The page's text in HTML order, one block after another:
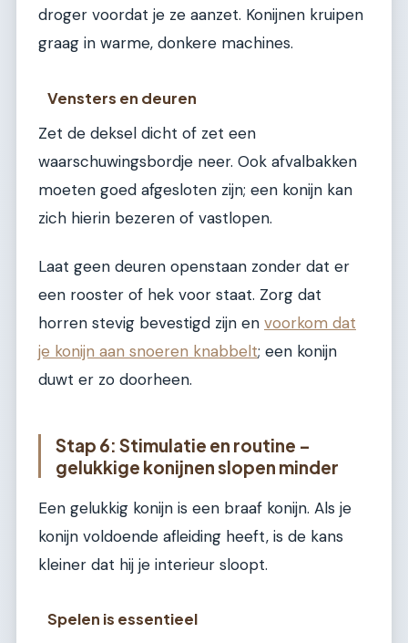
droger voordat je ze aanzet. Konijnen kruipen
graag in warme, donkere machines.
Vensters en deuren
Zet de deksel dicht of zet een
waarschuwingsbordje neer. Ook afvalbakken
moeten goed afgesloten zijn; een konijn kan
zich hierin bezeren of vastlopen.
Laat geen deuren openstaan zonder dat er
een rooster of hek voor staat. Zorg dat
horren stevig bevestigd zijn en voorkom dat
je konijn aan snoeren knabbelt; een konijn
duwt er zo doorheen.
Stap 6: Stimulatie en routine –
gelukkige konijnen slopen minder
Een gelukkig konijn is een braaf konijn. Als je
konijn voldoende afleiding heeft, is de kans
kleiner dat hij je interieur sloopt.
Spelen is essentieel